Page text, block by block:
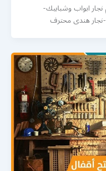
ابواب وشبابيك-
نجار هندى محترف